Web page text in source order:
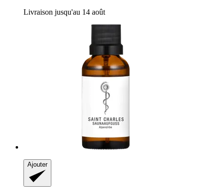
Livraison jusqu'au 14 août
Ajouter